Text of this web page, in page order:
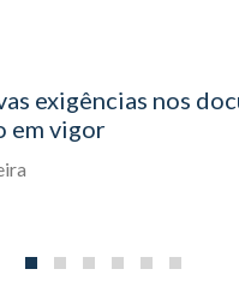
exigências nos
em vigor